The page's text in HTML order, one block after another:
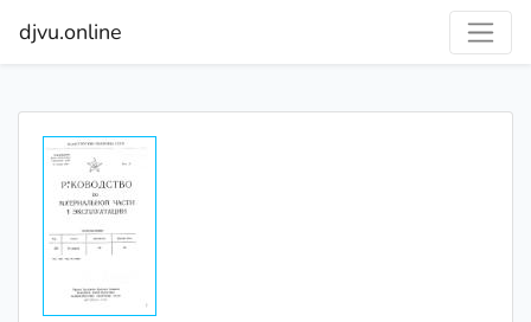
djvu.online